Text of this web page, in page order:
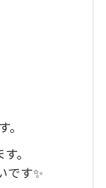
。
です✨